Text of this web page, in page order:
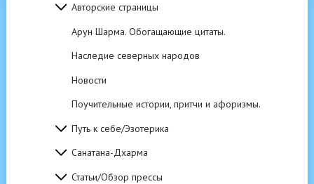
Авторские страницы
Арун Шарма. Обогащающие цитаты.
Наследие северных народов
Новости
Поучительные истории, притчи и афоризмы.
Путь к себе/Эзотерика
Санатана-Дхарма
Статьи/Обзор прессы